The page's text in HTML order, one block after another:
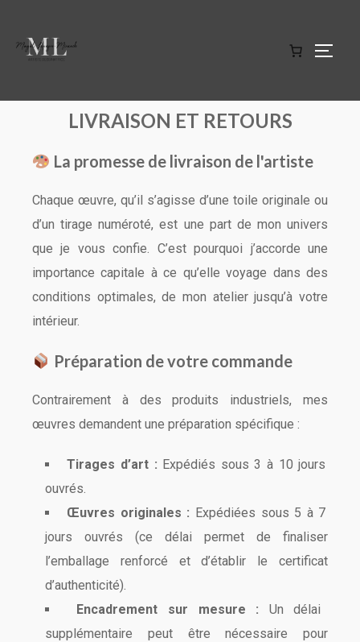
LIVRAISON ET RETOURS
La promesse de livraison de l'artiste
Chaque œuvre, qu’il s’agisse d’une toile originale ou
d’un tirage numéroté, est une part de mon univers
que je vous confie. C’est pourquoi j’accorde une
importance capitale à ce qu’elle voyage dans des
conditions optimales, de mon atelier jusqu’à votre
intérieur.
Préparation de votre commande
Contrairement à des produits industriels, mes
œuvres demandent une préparation spécifique :
Tirages d’art : Expédiés sous 3 à 10 jours
ouvrés.
Œuvres originales : Expédiées sous 5 à 7
jours ouvrés (ce délai permet de finaliser
l’emballage renforcé et d’établir le certificat
d’authenticité).
Encadrement sur mesure : Un délai
supplémentaire peut être nécessaire pour